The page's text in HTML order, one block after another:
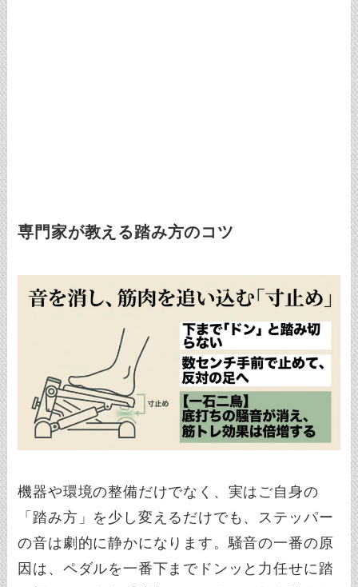
専門家が教える踏み方のコツ
機器や環境の整備だけでなく、実はご自身の
「踏み方」を少し変えるだけでも、ステッパー
の音は劇的に静かになります。騒音の一番の原
因は、ペダルを一番下までドンッと力任せに踏